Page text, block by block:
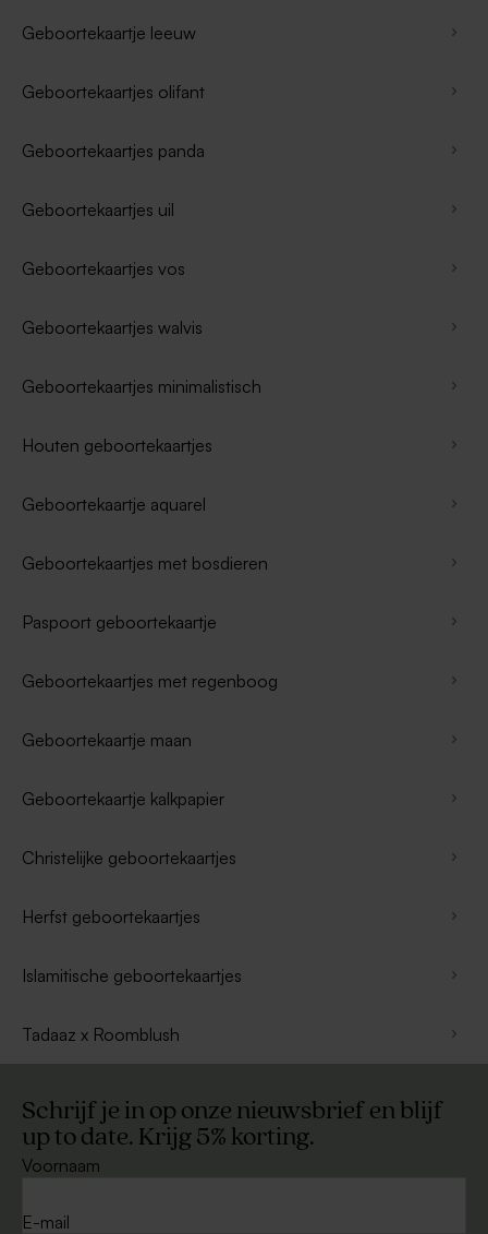
Geboortekaartje leeuw
Geboortekaartjes olifant
Geboortekaartjes panda
Geboortekaartjes uil
Geboortekaartjes vos
Geboortekaartjes walvis
Geboortekaartjes minimalistisch
Houten geboortekaartjes
Geboortekaartje aquarel
Geboortekaartjes met bosdieren
Paspoort geboortekaartje
Geboortekaartjes met regenboog
Geboortekaartje maan
Geboortekaartje kalkpapier
Christelijke geboortekaartjes
Herfst geboortekaartjes
Islamitische geboortekaartjes
Tadaaz x Roomblush
Schrijf je in op onze nieuwsbrief en blijf
up to date. Krijg 5% korting.
Voornaam
E-mail